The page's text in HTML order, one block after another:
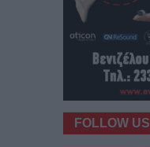
FOLLOW US